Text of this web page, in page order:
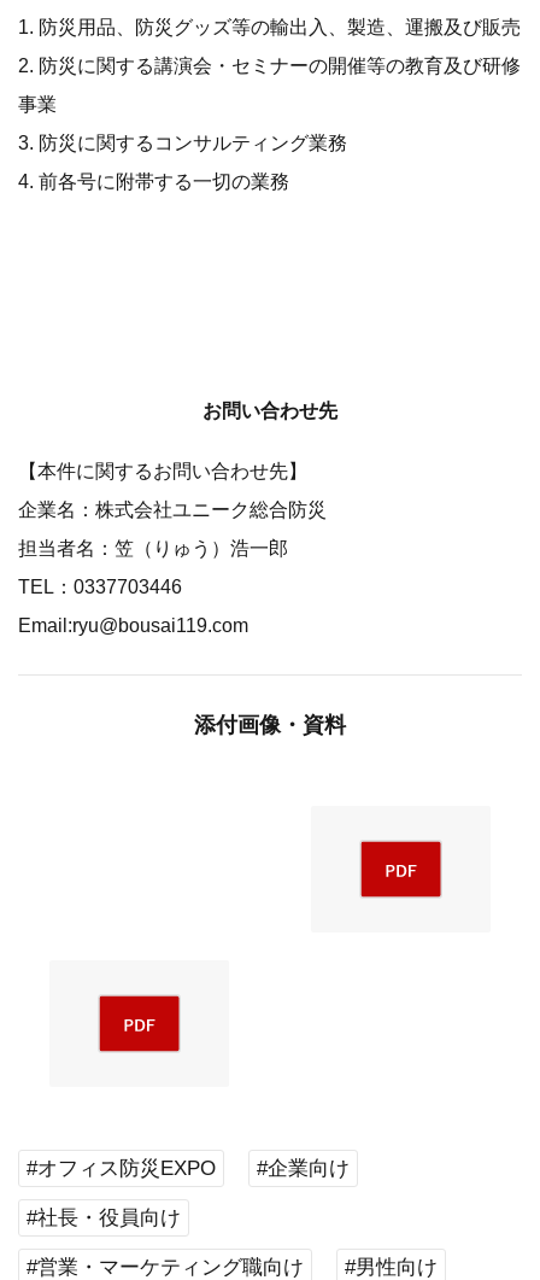
1. 防災用品、防災グッズ等の輸出入、製造、運搬及び販売
2. 防災に関する講演会・セミナーの開催等の教育及び研修
事業
3. 防災に関するコンサルティング業務
4. 前各号に附帯する一切の業務
お問い合わせ先
【本件に関するお問い合わせ先】
企業名：株式会社ユニーク総合防災
担当者名：笠（りゅう）浩一郎
TEL：0337703446
Email:ryu@bousai119.com
添付画像・資料
#オフィス防災EXPO #企業向け
#社長・役員向け
#営業・マーケティング職向け #男性向け